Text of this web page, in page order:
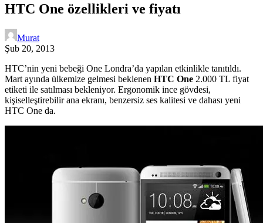
HTC One özellikleri ve fiyatı
Murat
Şub 20, 2013
HTC’nin yeni bebeği One Londra’da yapılan etkinlikle tanıtıldı.
Mart ayında ülkemize gelmesi beklenen HTC One 2.000 TL fiyat
etiketi ile satılması bekleniyor. Ergonomik ince gövdesi,
kişiselleştirebilir ana ekranı, benzersiz ses kalitesi ve dahası yeni
HTC One da.